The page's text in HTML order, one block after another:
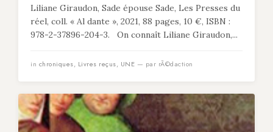
Liliane Giraudon, Sade épouse Sade, Les Presses du
réel, coll. « Al dante », 2021, 88 pages, 10 €, ISBN :
978-2-37896-204-3. On connaît Liliane Giraudon,...
in chroniques, Livres reçus, UNE — par rÃ©daction